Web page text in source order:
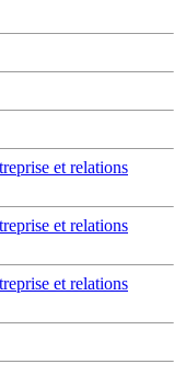
et relations
et relations
et relations